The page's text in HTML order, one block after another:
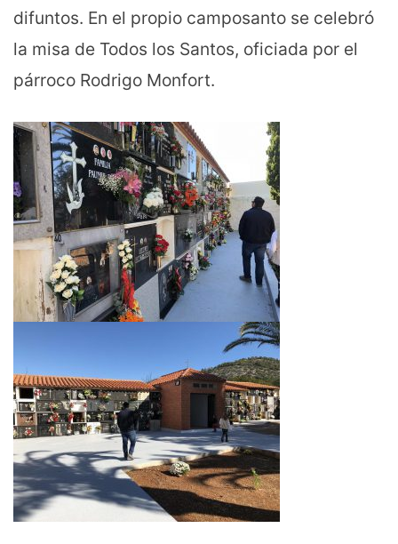
difuntos. En el propio camposanto se celebró
la misa de Todos los Santos, oficiada por el
párroco Rodrigo Monfort.